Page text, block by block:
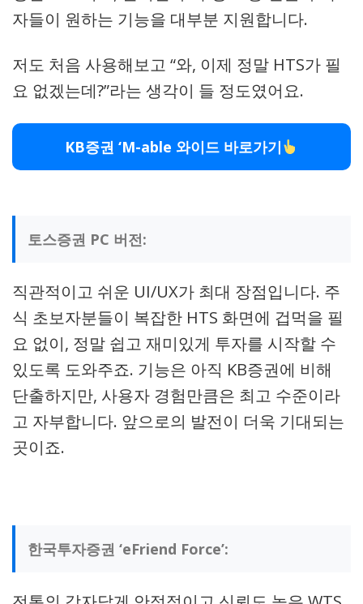
자들이 원하는 기능을 대부분 지원합니다.
저도 처음 사용해보고 “와, 이제 정말 HTS가 필
요 없겠는데?”라는 생각이 들 정도였어요.
KB증권 ‘M-able 와이드 바로가기
토스증권 PC 버전:
직관적이고 쉬운 UI/UX가 최대 장점입니다. 주
식 초보자분들이 복잡한 HTS 화면에 겁먹을 필
요 없이, 정말 쉽고 재미있게 투자를 시작할 수
있도록 도와주죠. 기능은 아직 KB증권에 비해
단출하지만, 사용자 경험만큼은 최고 수준이라
고 자부합니다. 앞으로의 발전이 더욱 기대되는
곳이죠.
한국투자증권 ‘eFriend Force’: